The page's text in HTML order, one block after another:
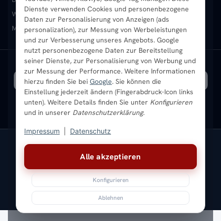
Alle akzeptieren
Konfigurieren
Ablehnen
Dienste verwenden Cookies und personenbezogene
Daten zur Personalisierung von Anzeigen (ads
personalization), zur Messung von Werbeleistungen
und zur Verbesserung unseres Angebots. Google
nutzt personenbezogene Daten zur Bereitstellung
seiner Dienste, zur Personalisierung von Werbung und
zur Messung der Performance. Weitere Informationen
hierzu finden Sie bei Google. Sie können die
Einstellung jederzeit ändern (Fingerabdruck-Icon links
unten). Weitere Details finden Sie unter Konfigurieren
und in unserer Datenschutzerklärung.
Impressum Datenschutz
Heizkörper-Zubehör
Montageservice vor Ort
Sendung verfolgen
Karriere
Ratgeber
Bestpreisgarantie
Newsletter
Aktuelle Angebote
Wandheizkörper Wohnraum-Heizkörper Badheizkörper Schwarz
Mischbetrieb-HeizkörperHeizkörper-ZubehörAktuelle Angebote
SICHERE ZAHLUNG VERSAND MIT
* Alle Preise inkl. gesetzlicher USt. |Kostenloser Versand
Impressum AGBWiderrufsbelehrung
Versandkosten
BatteriegesetzSitemap